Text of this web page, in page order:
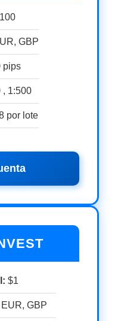
GBP
pips
, 1:500
por lote
$1
GBP